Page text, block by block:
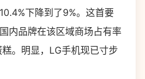
下降到了9%。这首要
内品牌在该区域商场占有率
。明显，LG手机现已寸步